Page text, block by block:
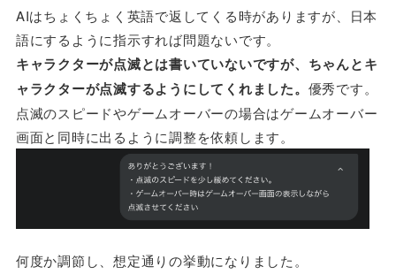
AIはちょくちょく英語で返してくる時がありますが、日本
語にするように指示すれば問題ないです。
キャラクターが点滅とは書いていないですが、ちゃんとキ
ャラクターが点滅するようにしてくれました。 優秀です。
点滅のスピードやゲームオーバーの場合はゲームオーバー
画面と同時に出るように調整を依頼します。
何度か調節し、想定通りの挙動になりました。